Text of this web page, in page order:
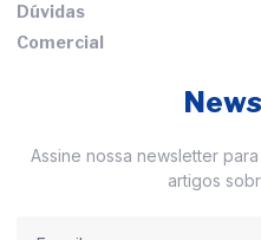
Dúvidas
Comercial
Assine nossa newsletter
artigos